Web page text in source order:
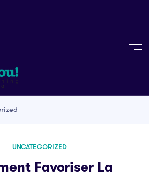
UNCATEGORIZED
Favoriser La